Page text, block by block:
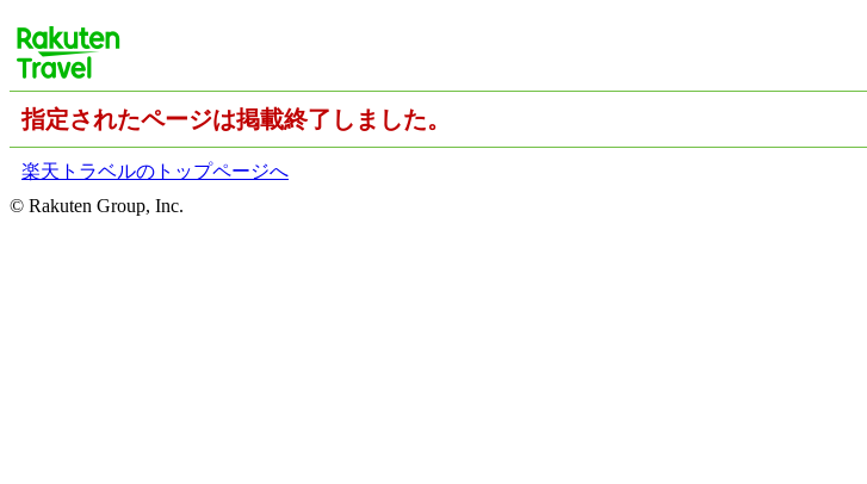
指定されたページは掲載終了しました。
楽天トラベルのトップページへ
© Rakuten Group, Inc.